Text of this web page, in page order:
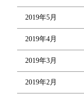
2019年5月
2019年4月
2019年3月
2019年2月